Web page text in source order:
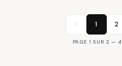
‹ 1 2
PAGE 1 SUR 2 —